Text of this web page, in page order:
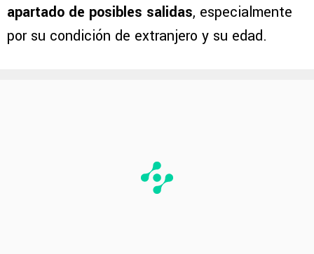
apartado de posibles salidas, especialmente
por su condición de extranjero y su edad.